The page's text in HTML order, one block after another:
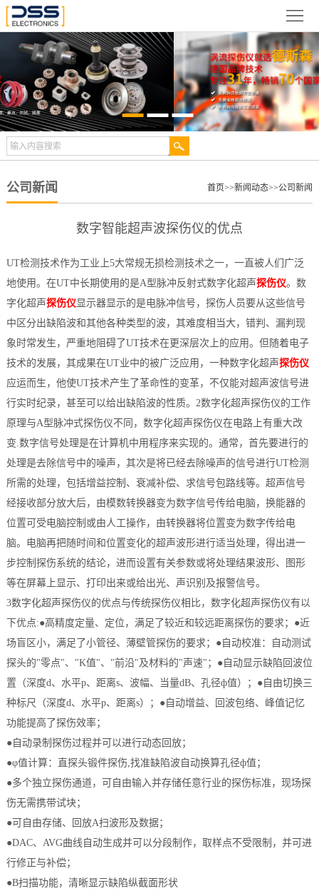
首
页
于
德
斯
新
闻
动
态
产
品
展
检
测
合
伴
中
心
术
文
档
服
务
与
支
持
联
系
德
斯
森
公司新闻 首页>>新闻动态>>公司新闻
数字智能超声波探伤仪的优点
UT检测技术作为工业上5大常规无损检测技术之一，一直被人们广泛
地使用。在UT中长期使用的是A型脉冲反射式数字化超声探伤仪。数
字化超声探伤仪显示器显示的是电脉冲信号，探伤人员要从这些信号
中区分出缺陷波和其他各种类型的波，其难度相当大，错判、漏判现
象时常发生，严重地阻碍了UT技术在更深层次上的应用。但随着电子
技术的发展，其成果在UT业中的被广泛应用，一种数字化超声探伤仪
应运而生，他使UT技术产生了革命性的变革，不仅能对超声波信号进
行实时纪录，甚至可以给出缺陷波的性质。2数字化超声探伤仪的工作
原理与A型脉冲式探伤仪不同，数字化超声探伤仪在电路上有重大改
变.数字信号处理是在计算机中用程序来实现的。通常，首先要进行的
处理是去除信号中的噪声，其次是将已经去除噪声的信号进行UT检测
所需的处理，包括增益控制、衰减补偿、求信号包路线等。超声信号
经接收部分放大后，由模数转换器变为数字信号传给电脑，换能器的
位置可受电脑控制或由人工操作，由转换器将位置变为数字传给电
脑。电脑再把随时间和位置变化的超声波形进行适当处理，得出进一
步控制探伤系统的结论，进而设置有关参数或将处理结果波形、图形
等在屏幕上显示、打印出来或给出光、声识别及报警信号。
3数字化超声探伤仪的优点与传统探伤仪相比，数字化超声探伤仪有以
下优点:●高精度定量、定位，满足了较近和较远距离探伤的要求；●近
场盲区小，满足了小管径、薄壁管探伤的要求；●自动校准：自动测试
探头的"零点"、"K值"、"前沿"及材料的"声速"；●自动显示缺陷回波位
置（深度d、水平p、距离s、波幅、当量dB、孔径ф值）；●自由切换三
种标尺（深度d、水平p、距离s）；●自动增益、回波包络、峰值记忆
功能提高了探伤效率；
●自动录制探伤过程并可以进行动态回放；
●φ值计算：直探头锻件探伤,找准缺陷波自动换算孔径ф值；
●多个独立探伤通道，可自由输入并存储任意行业的探伤标准，现场探
伤无需携带试块；
●可自由存储、回放A扫波形及数据；
●DAC、AVG曲线自动生成并可以分段制作，取样点不受限制，并可进
行修正与补偿；
●B扫描功能，清晰显示缺陷纵截面形状